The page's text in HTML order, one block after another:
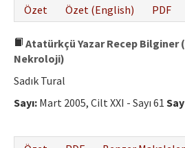
Özet
Özet (English) PDF
Atatürkçü Yazar Recep Bilginer
Nekroloji)
Sadık Tural
Sayı: Mart 2005, Cilt XXI - Sayı 61